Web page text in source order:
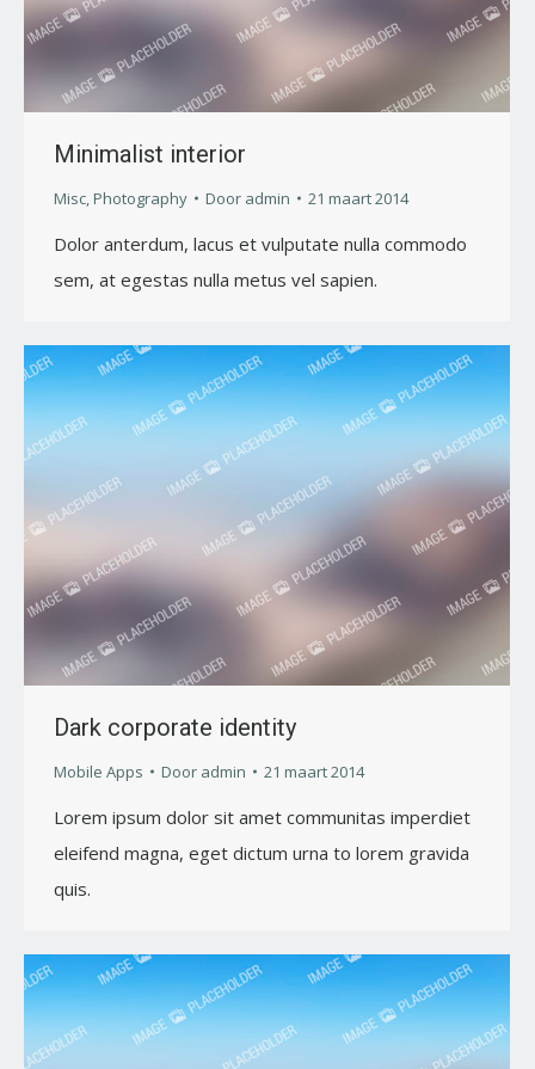
Minimalist interior
Misc, Photography Door admin 21 maart 2014
Dolor anterdum, lacus et vulputate nulla commodo
sem, at egestas nulla metus vel sapien.
Dark corporate identity
Mobile Apps Door admin 21 maart 2014
Lorem ipsum dolor sit amet communitas imperdiet
eleifend magna, eget dictum urna to lorem gravida
quis.